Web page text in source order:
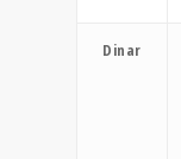
Dinar